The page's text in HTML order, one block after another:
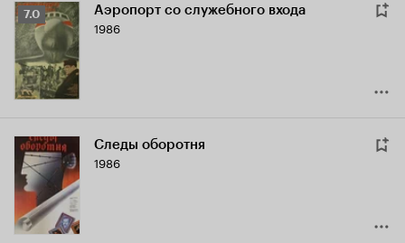
Рейтинг
Кинопоиска
7.0
7.0 Аэропорт со служебного входа
1986
Следы оборотня
1986